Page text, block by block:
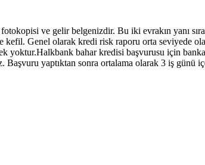
ve gelir belgenizdir. Bu iki evrakın yanı
kefil. Genel olarak kredi risk raporu orta seviyede
yoktur.Halkbank bahar kredisi başvurusu için
yaptıktan sonra ortalama olarak 3 iş günü